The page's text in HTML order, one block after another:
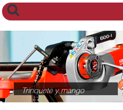
Trinquete y mango